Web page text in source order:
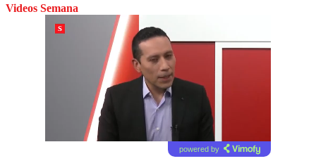
Videos Semana
powered by